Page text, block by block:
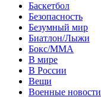
Баскетбол
Безопасность
Безумный мир
Биатлон/Лыжи
Бокс/MMA
В мире
В России
Вещи
Военные новости